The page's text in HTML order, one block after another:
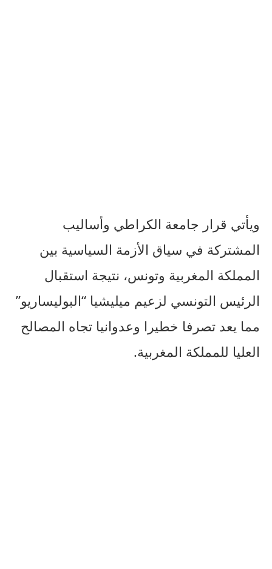
ويأتي قرار جامعة الكراطي وأساليب
المشتركة في سياق الأزمة السياسية بين
المملكة المغربية وتونس، نتيجة استقبال
الرئيس التونسي لزعيم ميليشيا “البوليساريو”
مما يعد تصرفا خطيرا وعدوانيا تجاه المصالح
العليا للمملكة المغربية.